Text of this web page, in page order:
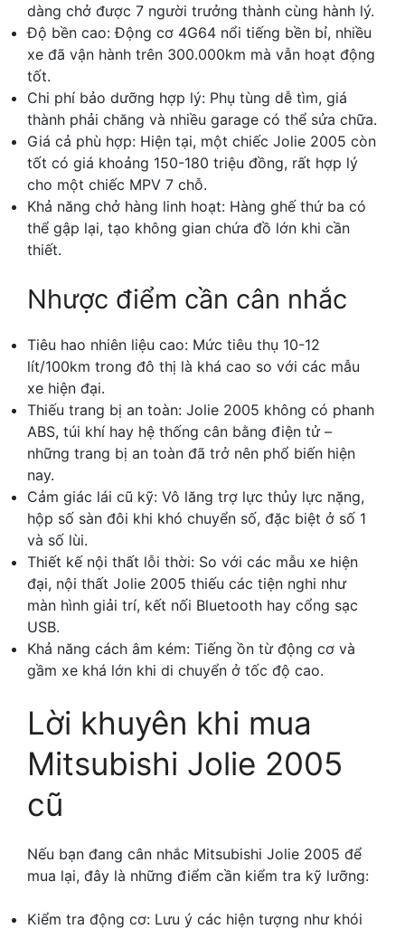
dàng chở được 7 người trưởng thành cùng hành lý.
Độ bền cao: Động cơ 4G64 nổi tiếng bền bỉ, nhiều
xe đã vận hành trên 300.000km mà vẫn hoạt động
tốt.
Chi phí bảo dưỡng hợp lý: Phụ tùng dễ tìm, giá
thành phải chăng và nhiều garage có thể sửa chữa.
Giá cả phù hợp: Hiện tại, một chiếc Jolie 2005 còn
tốt có giá khoảng 150-180 triệu đồng, rất hợp lý
cho một chiếc MPV 7 chỗ.
Khả năng chở hàng linh hoạt: Hàng ghế thứ ba có
thể gập lại, tạo không gian chứa đồ lớn khi cần
thiết.
Nhược điểm cần cân nhắc
Tiêu hao nhiên liệu cao: Mức tiêu thụ 10-12
lít/100km trong đô thị là khá cao so với các mẫu
xe hiện đại.
Thiếu trang bị an toàn: Jolie 2005 không có phanh
ABS, túi khí hay hệ thống cân bằng điện tử –
những trang bị an toàn đã trở nên phổ biến hiện
nay.
Cảm giác lái cũ kỹ: Vô lăng trợ lực thủy lực nặng,
hộp số sàn đôi khi khó chuyển số, đặc biệt ở số 1
và số lùi.
Thiết kế nội thất lỗi thời: So với các mẫu xe hiện
đại, nội thất Jolie 2005 thiếu các tiện nghi như
màn hình giải trí, kết nối Bluetooth hay cổng sạc
USB.
Khả năng cách âm kém: Tiếng ồn từ động cơ và
gầm xe khá lớn khi di chuyển ở tốc độ cao.
Lời khuyên khi mua
Mitsubishi Jolie 2005
cũ
Nếu bạn đang cân nhắc Mitsubishi Jolie 2005 để
mua lại, đây là những điểm cần kiểm tra kỹ lưỡng:
Kiểm tra động cơ: Lưu ý các hiện tượng như khói